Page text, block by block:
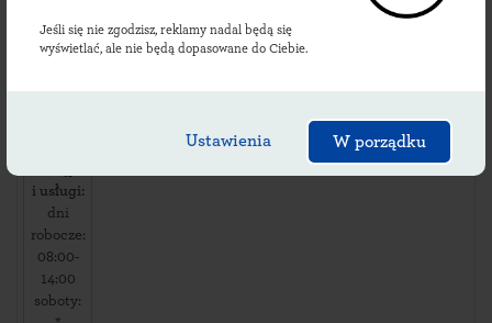
Jeśli się nie zgodzisz, reklamy nadal będą się
wyświetlać, ale nie będą dopasowane do Ciebie.
Ustawienia W porządku
ul.
Gościszów
i usługi:
dni
robocze:
08:00-
14:00
soboty: